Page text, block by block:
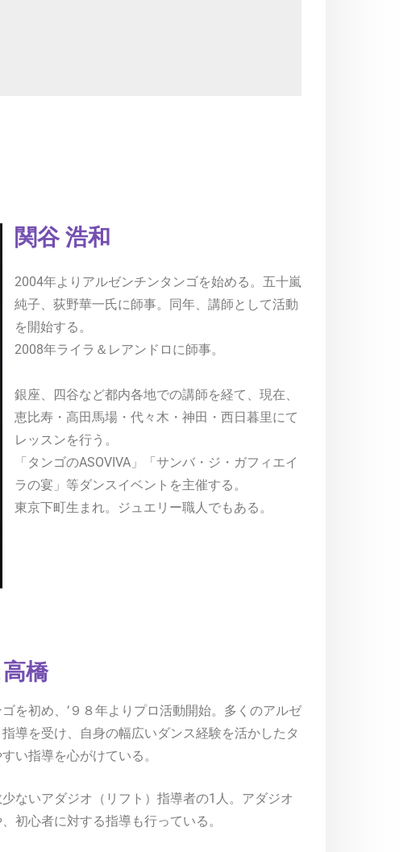
関谷 浩和
2004年よりアルゼンチンタンゴを始める。五十嵐
純子、荻野華一氏に師事。同年、講師として活動
を開始する。
2008年ライラ＆レアンドロに師事。
銀座、四谷など都内各地での講師を経て、現在、
恵比寿・高田馬場・代々木・神田・西日暮里にて
レッスンを行う。
「タンゴのASOVIVA」「サンバ・ジ・ガフィエイ
ラの宴」等ダンスイベントを主催する。
東京下町生まれ。ジュエリー職人でもある。
橋
を初め、‘９８年よりプロ活動開始。多くのアルゼ
導を受け、自身の幅広いダンス経験を活かしたタ
い指導を心がけている。
ないアダジオ（リフト）指導者の1人。アダジオ
初心者に対する指導も行っている。